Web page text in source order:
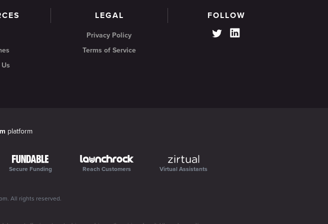
LEGAL
Privacy Policy
Terms of Service
FOLLOW
platform
Secure Funding Reach Customers Virtual Assistants
. All rights reserved.